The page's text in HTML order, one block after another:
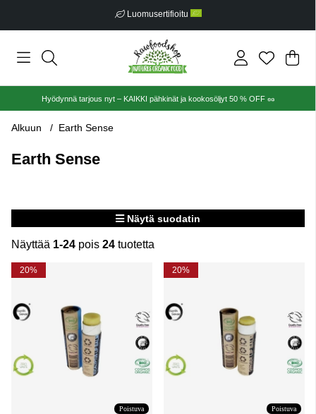
Luomusertifioitu
.
Hyödynnä tarjous nyt – KAIKKI pähkinät ja kookosöljyt 50 % OFF 🥜
Alkuun Earth Sense
Earth Sense
Näytä suodatin
Näyttää 1-24 pois 24 tuotetta
Tuotteet
20%
Poistuva
20%
Poistuva